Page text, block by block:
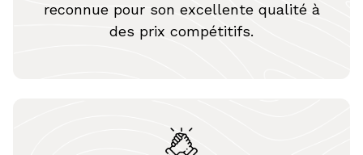
reconnue pour son excellente qualité à
des prix compétitifs.